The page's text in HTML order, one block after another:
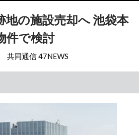
地の施設売却へ 池袋本
件で検討
共同通信 47NEWS